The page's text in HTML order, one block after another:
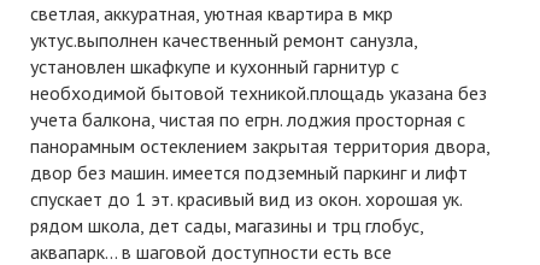
светлая, аккуратная, уютная квартира в мкр
уктус.выполнен качественный ремонт санузла,
установлен шкафкупе и кухонный гарнитур с
необходимой бытовой техникой.площадь указана без
учета балкона, чистая по егрн. лоджия просторная с
панорамным остеклением закрытая территория двора,
двор без машин. имеется подземный паркинг и лифт
спускает до 1 эт. красивый вид из окон. хорошая ук.
рядом школа, дет сады, магазины и трц глобус,
аквапарк... в шаговой доступности есть все